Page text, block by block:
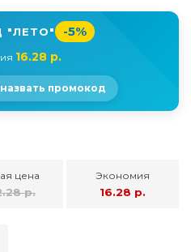
"ЛЕТО" -5%
16.28 р.
промокод
цена
р.
Экономия
16.28 р.